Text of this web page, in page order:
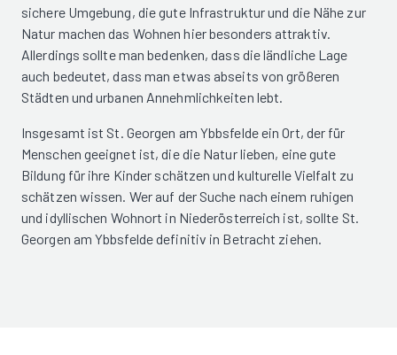
sichere Umgebung, die gute Infrastruktur und die Nähe zur
Natur machen das Wohnen hier besonders attraktiv.
Allerdings sollte man bedenken, dass die ländliche Lage
auch bedeutet, dass man etwas abseits von größeren
Städten und urbanen Annehmlichkeiten lebt.
Insgesamt ist St. Georgen am Ybbsfelde ein Ort, der für
Menschen geeignet ist, die die Natur lieben, eine gute
Bildung für ihre Kinder schätzen und kulturelle Vielfalt zu
schätzen wissen. Wer auf der Suche nach einem ruhigen
und idyllischen Wohnort in Niederösterreich ist, sollte St.
Georgen am Ybbsfelde definitiv in Betracht ziehen.